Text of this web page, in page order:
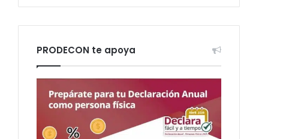
PRODECON te apoya